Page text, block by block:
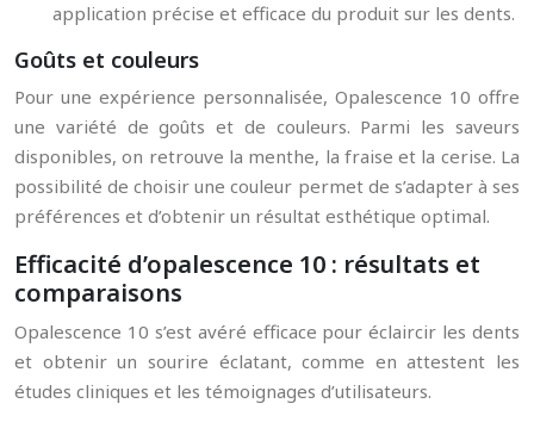
application précise et efficace du produit sur les dents.
Goûts et couleurs
Pour une expérience personnalisée, Opalescence 10 offre
une variété de goûts et de couleurs. Parmi les saveurs
disponibles, on retrouve la menthe, la fraise et la cerise. La
possibilité de choisir une couleur permet de s’adapter à ses
préférences et d’obtenir un résultat esthétique optimal.
Efficacité d’opalescence 10 : résultats et
comparaisons
Opalescence 10 s’est avéré efficace pour éclaircir les dents
et obtenir un sourire éclatant, comme en attestent les
études cliniques et les témoignages d’utilisateurs.